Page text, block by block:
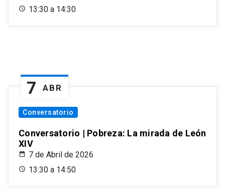
13:30 a 14:30
7 ABR
Conversatorio
Conversatorio | Pobreza: La mirada de León
XIV
7 de Abril de 2026
13:30 a 14:50